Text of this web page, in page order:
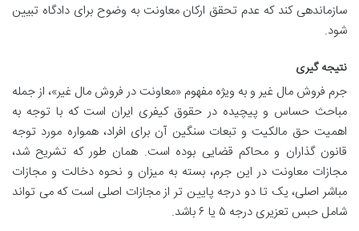
سازماندهی کند که عدم تحقق ارکان معاونت به وضوح برای دادگاه تبیین
شود.
نتیجه گیری
جرم فروش مال غیر و به ویژه مفهوم «معاونت در فروش مال غیر»، از جمله
مباحث حساس و پیچیده در حقوق کیفری ایران است که با توجه به
اهمیت حق مالکیت و تبعات سنگین آن برای افراد، همواره مورد توجه
قانون گذاران و محاکم قضایی بوده است. همان طور که تشریح شد،
مجازات معاونت در این جرم، بسته به میزان و نحوه دخالت و مجازات
مباشر اصلی، یک تا دو درجه پایین تر از مجازات اصلی است که می تواند
شامل حبس تعزیری درجه ۵ یا ۶ باشد.